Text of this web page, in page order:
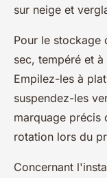
sur neige et
Pour le stockage
sec, tempéré et
Empilez-les à
suspendez-les
marquage précis
rotation lors du
Concernant